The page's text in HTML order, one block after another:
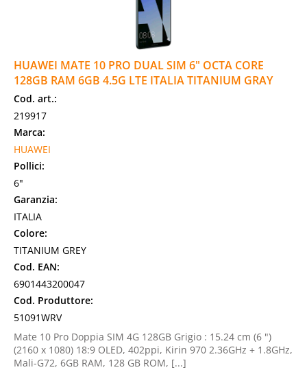
HUAWEI MATE 10 PRO DUAL SIM 6" OCTA CORE
128GB RAM 6GB 4.5G LTE ITALIA TITANIUM GRAY
Cod. art.:
219917
Marca:
HUAWEI
Pollici:
6"
Garanzia:
ITALIA
Colore:
TITANIUM GREY
Cod. EAN:
6901443200047
Cod. Produttore:
51091WRV
Mate 10 Pro Doppia SIM 4G 128GB Grigio : 15.24 cm (6 ")
(2160 x 1080) 18:9 OLED, 402ppi, Kirin 970 2.36GHz + 1.8GHz,
Mali-G72, 6GB RAM, 128 GB ROM, [...]